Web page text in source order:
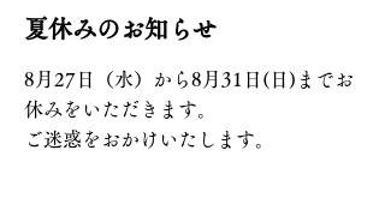
夏休みのお知らせ
8月27日（水）から8月31日(日)までお
休みをいただきます。
ご迷惑をおかけいたします。